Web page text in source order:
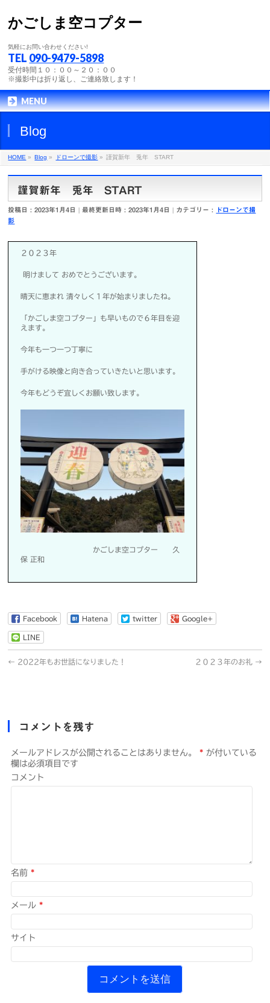
かごしま空コプター
気軽にお問い合わせください!
TEL 090-9479-5898
受付時間１０：００～２０：００
※撮影中は折り返し、ご連絡致します！
MENU
Blog
HOME » Blog » ドローンで撮影 » 謹賀新年 兎年 START
謹賀新年 兎年 START
投稿日 : 2023年1月4日 最終更新日時 : 2023年1月4日 カテゴリー :
ドローンで撮
影
２０２３年
明けまして おめでとうございます。
晴天に恵まれ 清々しく１年が始まりましたね。
「かごしま空コプター」も早いもので６年目を迎
えます。
今年も一つ一つ丁寧に
手がける映像と向き合っていきたいと思います。
今年もどうぞ宜しくお願い致します。
かごしま空コプター 久
保 正和
Facebook Hatena twitter Google+
LINE
← 2022年もお世話になりました！ ２０２３年のお礼 →
コメントを残す
メールアドレスが公開されることはありません。 * が付いている
欄は必須項目です
コメント
名前*
メール*
サイト